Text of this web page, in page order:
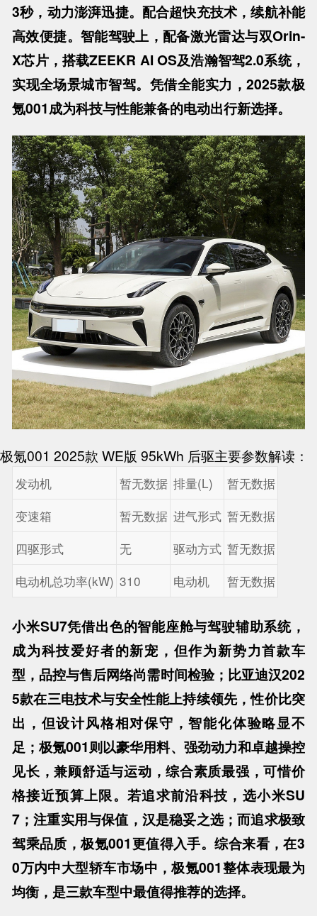
3秒，动力澎湃迅捷。配合超快充技术，续航补能
高效便捷。智能驾驶上，配备激光雷达与双Orin-
X芯片，搭载ZEEKR AI OS及浩瀚智驾2.0系统，
实现全场景城市智驾。凭借全能实力，2025款极
氪001成为科技与性能兼备的电动出行新选择。
极氪001 2025款 WE版 95kWh 后驱主要参数解读：
发动机 暂无数据 排量(L)
暂无数据
变速箱
暂无数据 进气形式 暂无数据
四驱形式
无 驱动方式 暂无数据
电动机总功率(kW) 310 电动机 暂无数据
小米SU7凭借出色的智能座舱与驾驶辅助系统，
成为科技爱好者的新宠，但作为新势力首款车
型，品控与售后网络尚需时间检验；比亚迪汉202
5款在三电技术与安全性能上持续领先，性价比突
出，但设计风格相对保守，智能化体验略显不
足；极氪001则以豪华用料、强劲动力和卓越操控
见长，兼顾舒适与运动，综合素质最强，可惜价
格接近预算上限。若追求前沿科技，选小米SU
7；注重实用与保值，汉是稳妥之选；而追求极致
驾乘品质，极氪001更值得入手。综合来看，在3
0万内中大型轿车市场中，极氪001整体表现最为
均衡，是三款车型中最值得推荐的选择。